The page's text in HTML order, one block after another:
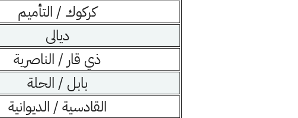
كركوك / التأميم
ديالى
ذي قار / الناصرية
بابل / الحلة
القادسية / الديوانية